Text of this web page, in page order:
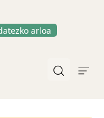
arloa